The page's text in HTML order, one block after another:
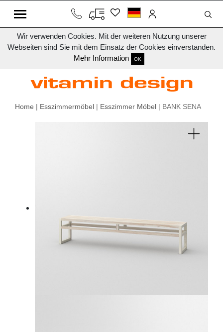
Wir verwenden Cookies. Mit der weiteren Nutzung unserer
Webseiten sind Sie mit dem Einsatz der Cookies einverstanden.
Mehr Information
OK
Home | Esszimmermöbel | Esszimmer Möbel | BANK SENA